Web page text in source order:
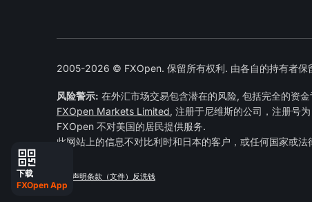
2005-2026 © FXOpen. 保留所有权利. 由各自的持有者保
风险警示: 在外汇市场交易包含潜在的风险, 包括完全的资
FXOpen Markets Limited, 注册于尼维斯的公司，注册号
FXOpen 不对美国的居民提供服务.
此网站上的信息不对比利时和日本的客户，或任何国家或法
隐私声明条款（文件） 反洗钱
下载
FXOpen App